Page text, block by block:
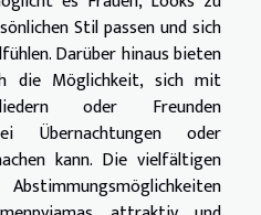
Stil passen und sich
Darüber hinaus bieten
die Möglichkeit, sich mit
oder Freunden
Übernachtungen oder
kann. Die vielfältigen